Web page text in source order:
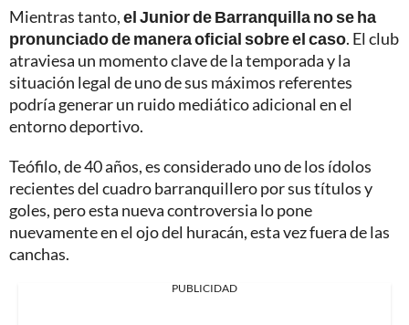
Mientras tanto,el Junior de Barranquilla no se ha
pronunciado de manera oficial sobre el caso. El club
atraviesa un momento clave de la temporada y la
situación legal de uno de sus máximos referentes
podría generar un ruido mediático adicional en el
entorno deportivo.
Teófilo, de 40 años, es considerado uno de los ídolos
recientes del cuadro barranquillero por sus títulos y
goles, pero esta nueva controversia lo pone
nuevamente en el ojo del huracán, esta vez fuera de las
canchas.
PUBLICIDAD